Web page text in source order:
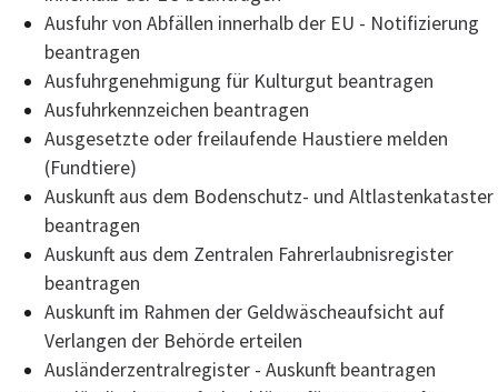
Ausfuhr von Abfällen innerhalb der EU - Notifizierung
beantragen
Ausfuhrgenehmigung für Kulturgut beantragen
Ausfuhrkennzeichen beantragen
Ausgesetzte oder freilaufende Haustiere melden
(Fundtiere)
Auskunft aus dem Bodenschutz- und Altlastenkataster
beantragen
Auskunft aus dem Zentralen Fahrerlaubnisregister
beantragen
Auskunft im Rahmen der Geldwäscheaufsicht auf
Verlangen der Behörde erteilen
Ausländerzentralregister - Auskunft beantragen